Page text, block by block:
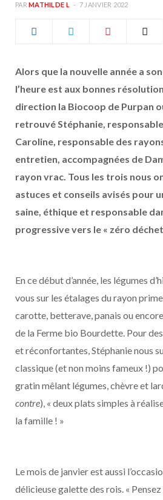
PAR MATHILDE L 7 JANVIER 2022
Alors que la nouvelle année a
l’heure est aux bonnes
direction la Biocoop de Purpan
retrouvé Stéphanie,
Caroline, responsable des
entretien, accompagnées de
rayon vrac. Tous les trois nous
astuces et conseils avisés pour
saine, éthique et responsable
progressive vers le « zéro déchet
En ce début d’année, les légumes
vous sur les étalages du rayon
carotte, betterave, panais ou
de la Ferme bio Bourdette. Pour
et réconfortantes, Stéphanie nous
classique (et non moins fameux !)
gratin mêlant légumes, chèvre et
contre), « deux plats simples à
la famille ! »
Le mois de janvier est aussi
délicieuse galette des rois. «